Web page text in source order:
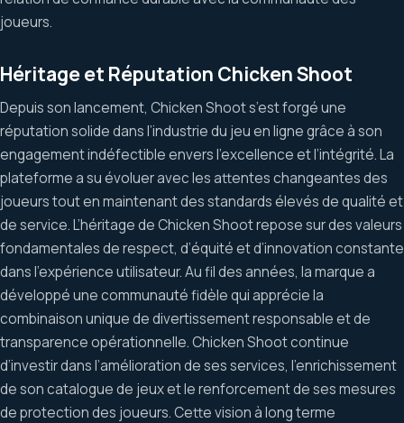
joueurs.
Héritage et Réputation Chicken Shoot
Depuis son lancement, Chicken Shoot s’est forgé une
réputation solide dans l’industrie du jeu en ligne grâce à son
engagement indéfectible envers l’excellence et l’intégrité. La
plateforme a su évoluer avec les attentes changeantes des
joueurs tout en maintenant des standards élevés de qualité et
de service. L’héritage de Chicken Shoot repose sur des valeurs
fondamentales de respect, d’équité et d’innovation constante
dans l’expérience utilisateur. Au fil des années, la marque a
développé une communauté fidèle qui apprécie la
combinaison unique de divertissement responsable et de
transparence opérationnelle. Chicken Shoot continue
d’investir dans l’amélioration de ses services, l’enrichissement
de son catalogue de jeux et le renforcement de ses mesures
de protection des joueurs. Cette vision à long terme